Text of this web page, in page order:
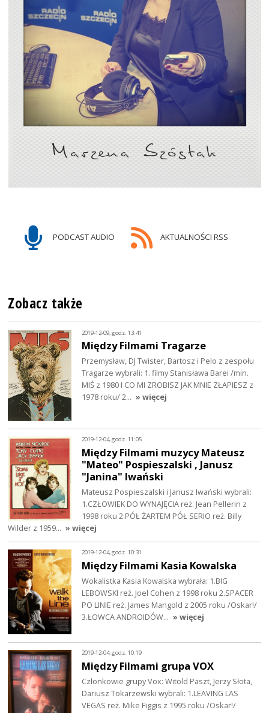
PODCAST AUDIO AKTUALNOŚCI RSS
Zobacz także
2019-12-09, godz. 13:41
Między Filmami Tragarze
Przemysław, DJ Twister, Bartosz i Pelo z zespołu
Tragarze wybrali: 1. filmy Stanisława Barei /min.
MIŚ z 1980 I CO MI ZROBISZ JAK MNIE ZŁAPIESZ z
1978 roku/ 2… » więcej
2019-12-04, godz. 11:05
Między Filmami muzycy Mateusz
"Mateo" Pospieszalski , Janusz
"Janina" Iwański
Mateusz Pospieszalski i Janusz Iwański wybrali:
1.CZŁOWIEK DO WYNAJĘCIA reż. Jean Pellerin z
1998 roku 2.PÓŁ ŻARTEM PÓŁ SERIO reż. Billy
Wilder z 1959… » więcej
2019-12-04, godz. 10:31
Między Filmami Kasia Kowalska
Wokalistka Kasia Kowalska wybrała: 1.BIG
LEBOWSKI reż. Joel Cohen z 1998 roku 2.SPACER
PO LINIE reż. James Mangold z 2005 roku /Oskar!/
3.ŁOWCA ANDROIDÓW… » więcej
2019-12-04, godz. 10:19
Między Filmami grupa VOX
Członkowie grupy Vox: Witold Paszt, Jerzy Słota,
Dariusz Tokarzewski wybrali: 1.LEAVING LAS
VEGAS reż. Mike Figgis z 1995 roku /Oskar!/